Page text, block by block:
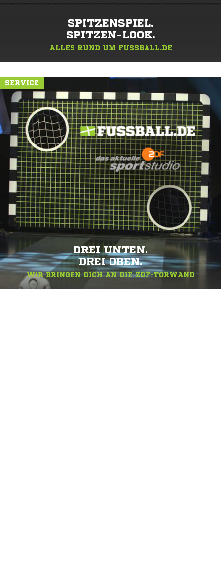
SPITZENSPIEL.
SPITZEN-LOOK.
ALLES RUND UM FUSSBALL.DE
SERVICE
DREI UNTEN.
DREI OBEN.
WIR BRINGEN DICH AN DIE ZDF-TORWAND